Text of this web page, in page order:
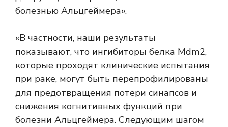
болезнью Альцгеймера».
«В частности, наши результаты
показывают, что ингибиторы белка Mdm2,
которые проходят клинические испытания
при раке, могут быть перепрофилированы
для предотвращения потери синапсов и
снижения когнитивных функций при
болезни Альцгеймера. Следующим шагом